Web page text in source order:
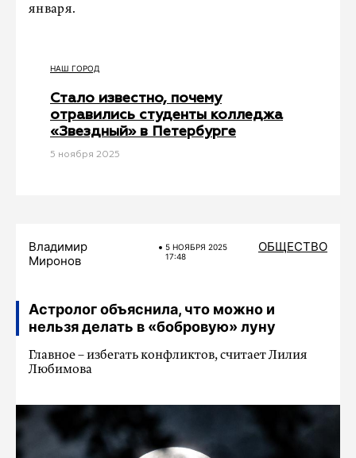
января.
НАШ ГОРОД
Стало известно, почему
отравились студенты колледжа
«Звездный» в Петербурге
5 ноября 2025
Владимир
Миронов
5 НОЯБРЯ 2025
17:48
ОБЩЕСТВО
Астролог объяснила, что можно и
нельзя делать в «бобровую» луну
Главное – избегать конфликтов, считает Лилия
Любимова